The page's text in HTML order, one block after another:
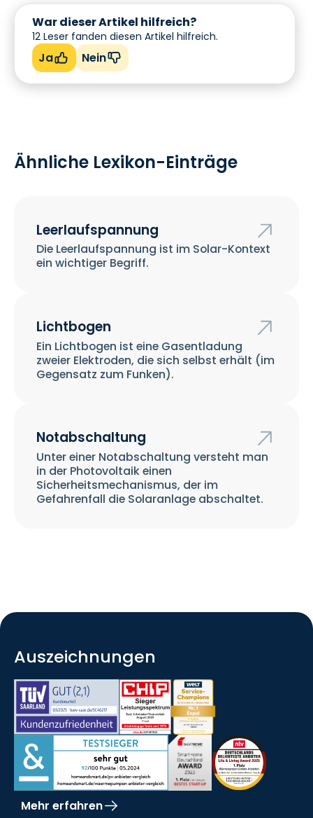
War dieser Artikel hilfreich?
12 Leser fanden diesen Artikel hilfreich.
Ja Nein
Ähnliche Lexikon-Einträge
Leerlaufspannung
Die Leerlaufspannung ist im Solar-Kontext
ein wichtiger Begriff.
Lichtbogen
Ein Lichtbogen ist eine Gasentladung
zweier Elektroden, die sich selbst erhält (im
Gegensatz zum Funken).
Notabschaltung
Unter einer Notabschaltung versteht man
in der Photovoltaik einen
Sicherheitsmechanismus, der im
Gefahrenfall die Solaranlage abschaltet.
Auszeichnungen
Mehr erfahren